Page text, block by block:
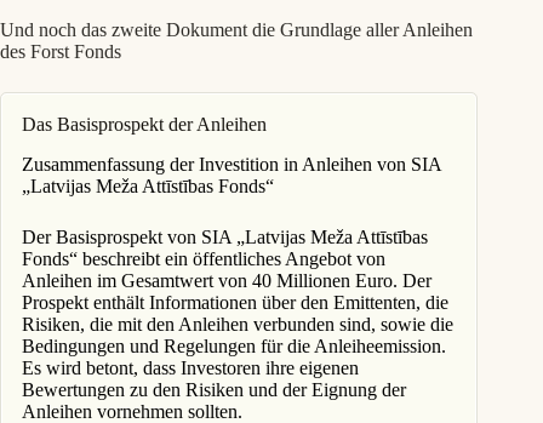
Und noch das zweite Dokument die Grundlage aller Anleihen
des Forst Fonds
Das Basisprospekt der Anleihen
Zusammenfassung der Investition in Anleihen von SIA
„Latvijas Meža Attīstības Fonds“
Der Basisprospekt von SIA „Latvijas Meža Attīstības
Fonds“ beschreibt ein öffentliches Angebot von
Anleihen im Gesamtwert von 40 Millionen Euro. Der
Prospekt enthält Informationen über den Emittenten, die
Risiken, die mit den Anleihen verbunden sind, sowie die
Bedingungen und Regelungen für die Anleiheemission.
Es wird betont, dass Investoren ihre eigenen
Bewertungen zu den Risiken und der Eignung der
Anleihen vornehmen sollten.